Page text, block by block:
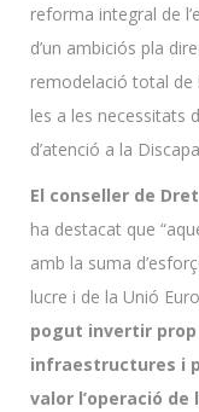
reforma integral de
d’un ambiciós pla
remodelació total de
les a les necessitats
d’atenció a la
El conseller de
ha destacat que
amb la suma
lucre i de la Unió
pogut invertir prop
infraestructures i
valor l’operació de